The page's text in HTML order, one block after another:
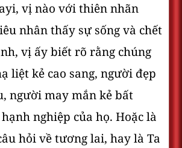
vị nào với thiên nhãn
nhân thấy sự sống và chết
vị ấy biết rõ rằng chúng
liệt kẻ cao sang, người đẹp
người may mắn kẻ bất
nghiệp của họ. Hoặc là
hỏi về tương lai, hay là Ta